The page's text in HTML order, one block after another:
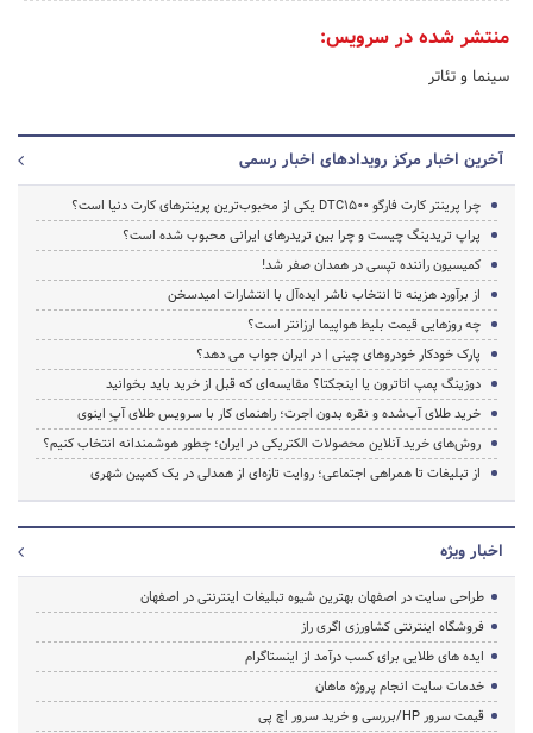
منتشر شده در سرویس:
سینما و تئاتر
آخرین اخبار مرکز رویدادهای اخبار رسمی
چرا پرینتر کارت فارگو DTC1500 یکی از محبوب‌ترین پرینترهای کارت دنیا است؟
پراپ تریدینگ چیست و چرا بین تریدرهای ایرانی محبوب شده است؟
کمیسیون راننده تپسی در همدان صفر شد!
از برآورد هزینه تا انتخاب ناشر ایده‌آل با انتشارات امیدسخن
چه روزهایی قیمت بلیط هواپیما ارزانتر است؟
پارک خودکار خودروهای چینی | در ایران جواب می دهد؟
دوزینگ پمپ اتاترون یا اینجکتا؟ مقایسه‌ای که قبل از خرید باید بخوانید
خرید طلای آب‌شده و نقره بدون اجرت؛ راهنمای کار با سرویس طلای آپِ اینوی
روش‌های خرید آنلاین محصولات الکتریکی در ایران؛ چطور هوشمندانه انتخاب کنیم؟
از تبلیغات تا همراهی اجتماعی؛ روایت تازه‌ای از همدلی در یک کمپین شهری
اخبار ویژه
طراحی سایت در اصفهان بهترین شیوه تبلیغات اینترنتی در اصفهان
فروشگاه اینترنتی کشاورزی اگری راز
ایده های طلایی برای کسب درآمد از اینستاگرام
خدمات سایت انجام پروژه ماهان
قیمت سرور HP/بررسی و خرید سرور اچ پی